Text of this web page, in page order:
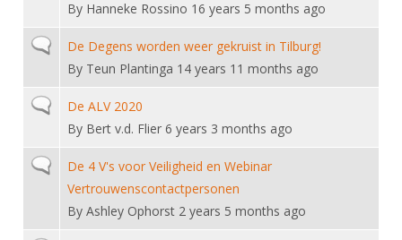
By Hanneke Rossino 16 years 5 months ago
Normal topicDe Degens worden weer gekruist in Tilburg!
By Teun Plantinga 14 years 11 months ago
Normal topicDe ALV 2020
By Bert v.d. Flier 6 years 3 months ago
Normal topicDe 4 V's voor Veiligheid en Webinar
Vertrouwenscontactpersonen
By Ashley Ophorst 2 years 5 months ago